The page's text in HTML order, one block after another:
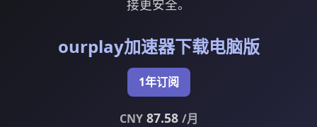
接更安全。
ourplay加速器下载电脑版
1年订阅
CNY87.58 /月